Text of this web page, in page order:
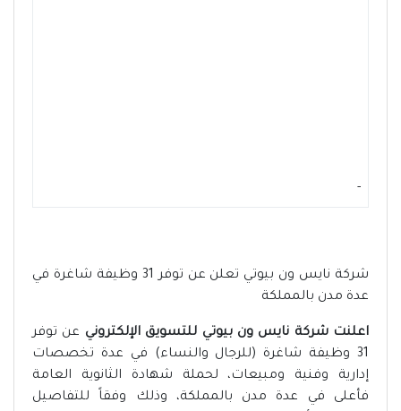
-
شركة نايس ون بيوتي تعلن عن توفر 31 وظيفة شاغرة في
عدة مدن بالمملكة
اعلنت شركة نايس ون بيوتي للتسويق الإلكتروني عن توفر
31 وظيفة شاغرة (للرجال والنساء) في عدة تخصصات
إدارية وفنية ومبيعات، لحملة شهادة الثانوية العامة
فأعلى في عدة مدن بالمملكة، وذلك وفقاً للتفاصيل